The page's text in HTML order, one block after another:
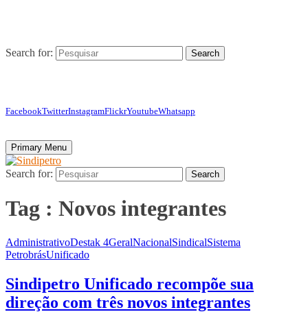
Search for: Search
FacebookTwitterInstagramFlickrYoutubeWhatsapp
Primary Menu
Search for: Search
Tag : Novos integrantes
AdministrativoDestak 4GeralNacionalSindicalSistema
PetrobrásUnificado
Sindipetro Unificado recompõe sua
direção com três novos integrantes